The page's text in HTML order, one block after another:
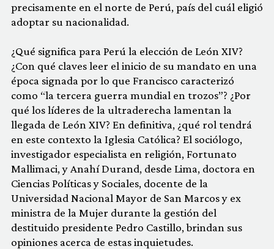
precisamente en el norte de Perú, país del cuál eligió
adoptar su nacionalidad.
¿Qué significa para Perú la elección de León XIV?
¿Con qué claves leer el inicio de su mandato en una
época signada por lo que Francisco caracterizó
como “la tercera guerra mundial en trozos”? ¿Por
qué los líderes de la ultraderecha lamentan la
llegada de León XIV? En definitiva, ¿qué rol tendrá
en este contexto la Iglesia Católica? El sociólogo,
investigador especialista en religión, Fortunato
Mallimaci, y Anahí Durand, desde Lima, doctora en
Ciencias Políticas y Sociales, docente de la
Universidad Nacional Mayor de San Marcos y ex
ministra de la Mujer durante la gestión del
destituido presidente Pedro Castillo, brindan sus
opiniones acerca de estas inquietudes.